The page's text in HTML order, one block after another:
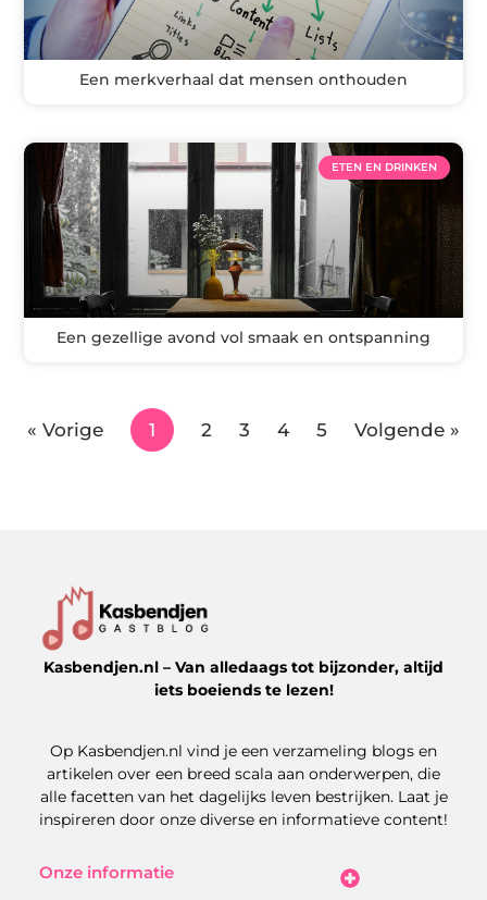
Een merkverhaal dat mensen onthouden
ETEN EN DRINKEN
Een gezellige avond vol smaak en ontspanning
« Vorige 1 2 3 4 5 Volgende »
Kasbendjen.nl – Van alledaags tot bijzonder, altijd
iets boeiends te lezen!
Op Kasbendjen.nl vind je een verzameling blogs en
artikelen over een breed scala aan onderwerpen, die
alle facetten van het dagelijks leven bestrijken. Laat je
inspireren door onze diverse en informatieve content!
Onze informatie